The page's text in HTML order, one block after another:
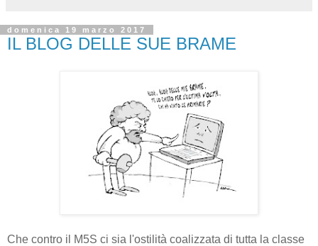
domenica 19 marzo 2017
IL BLOG DELLE SUE BRAME
Che contro il M5S ci sia l'ostilità coalizzata di tutta la classe